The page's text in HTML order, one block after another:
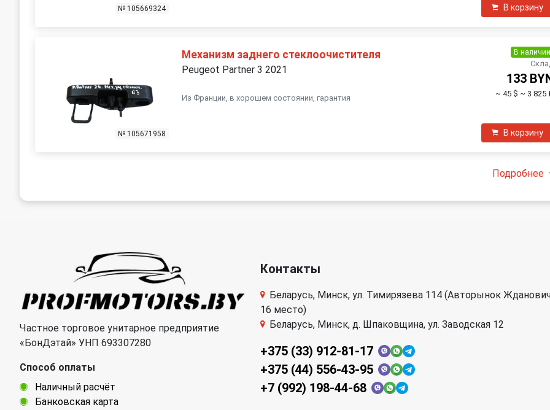
№ 105669324 В корзину
№ 105671958
Механизм заднего стеклоочистителя
Peugeot Partner 3 2021
Из Франции, в хорошем состоянии, гарантия
В наличии
133
~ 45 $ ~ 3 825
В корзину
Подробнее
Частное торговое унитарное предприятие
«БонДэтай» УНП 693307280
Способ оплаты
Наличный расчёт
Банковская карта
Контакты
Беларусь, Минск, ул. Тимирязева 114 (Авторынок
16 место)
Беларусь, Минск, д. Шпаковщина, ул. Заводская 12
+375 (33) 912-81-17
+375 (44) 556-43-95
+7 (992) 198-44-68